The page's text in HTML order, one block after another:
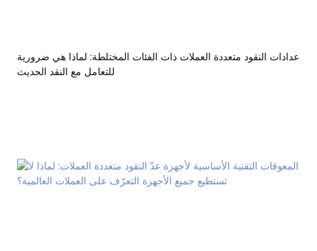
عدادات النقود متعددة العملات ذات الفئات المختلطة: لماذا هي ضرورية
للتعامل مع النقد الحديث